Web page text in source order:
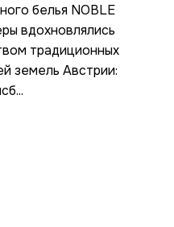
белья NOBLE
вдохновлялись
традиционных
земель Австрии: